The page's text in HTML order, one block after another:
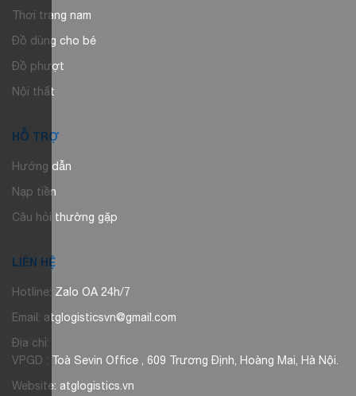
Thơi trang nam
Đồ dùng cho bé
Đồ phượt
Nội thất
HỖ TRỢ
Hướng dẫn
Nạp tiền
Câu hỏi thường gặp
LIÊN HỆ
Hotline: Zalo OA 24h/7
Email: atglogisticsvn@gmail.com
Địa chỉ:
VPGD : Toà Sevin Office , 609 Trương Định, Hoàng Mai, Hà Nội.
Website: atglogistics.vn